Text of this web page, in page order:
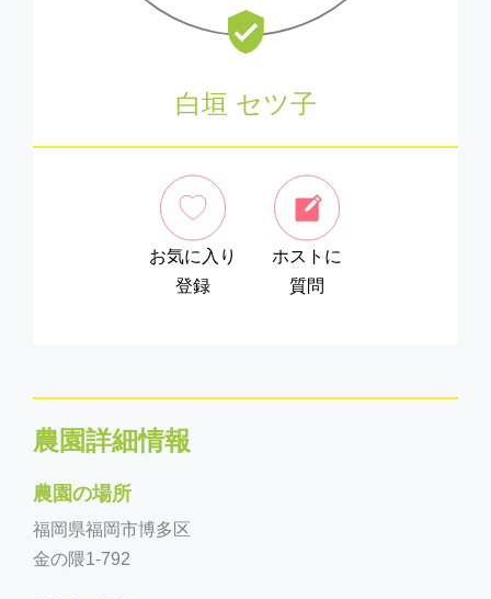
白垣 セツ子
お気に入り
登録
ホストに
質問
農園詳細情報
農園の場所
福岡県福岡市博多区
金の隈1-792